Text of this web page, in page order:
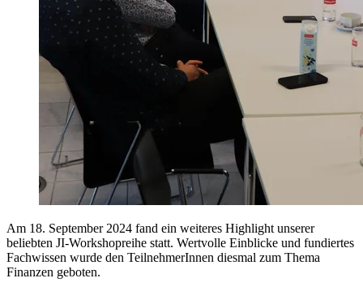
Am 18. September 2024 fand ein weiteres Highlight unserer
beliebten JI-Workshopreihe statt. Wertvolle Einblicke und fundiertes
Fachwissen wurde den TeilnehmerInnen diesmal zum Thema
Finanzen geboten.